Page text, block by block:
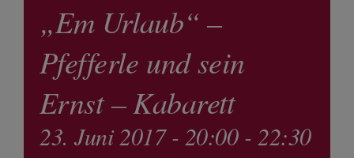
„Em Urlaub“ –
Pfefferle und sein
Ernst – Kabarett
23. Juni 2017 - 20:00-22:30